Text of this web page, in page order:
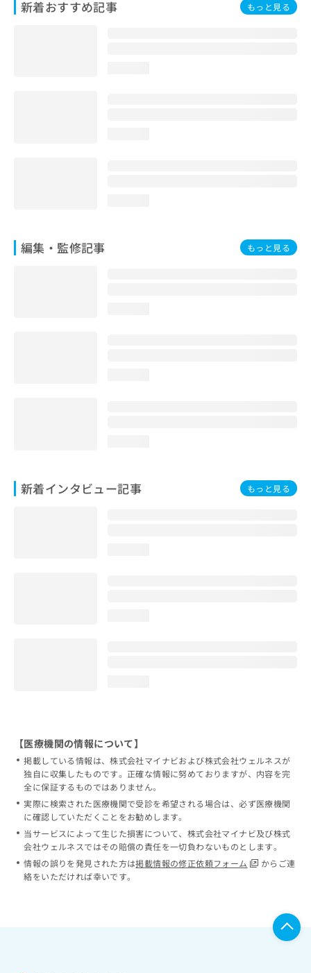
新着おすすめ記事 もっと見る
編集・監修記事 もっと見る
新着インタビュー記事 もっと見る
お
【医療機関の情報について】
掲載している情報は、株式会社マイナビおよび株式会社ウェルネスが
独自に収集したものです。正確な情報に努めておりますが、内容を完
全に保証するものではありません。
実際に検索された医療機関で受診を希望される場合は、必ず医療機関
に確認していただくことをお勧めします。
当サービスによって生じた損害について、株式会社マイナビ及び株式
会社ウェルネスではその賠償の責任を一切負わないものとします。
情報の誤りを発見された方は掲載情報の修正依頼フォーム
からご連
絡をいただければ幸いです。